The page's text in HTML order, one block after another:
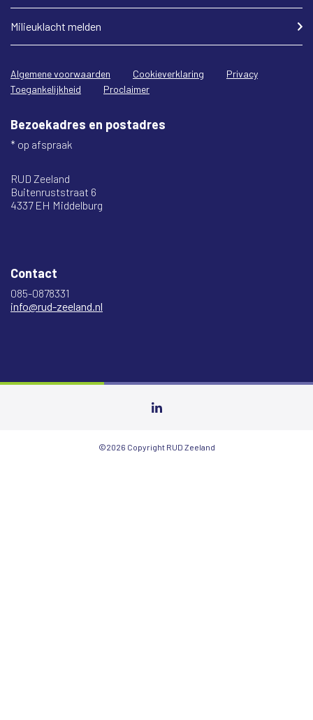
Milieuklacht melden
Algemene voorwaarden Cookieverklaring
Privacy
Toegankelijkheid
Proclaimer
Bezoekadres en postadres
* op afspraak
RUD Zeeland
Buitenruststraat 6
4337 EH Middelburg
Contact
085-0878331
info@rud-zeeland.nl
©2026 Copyright RUD Zeeland